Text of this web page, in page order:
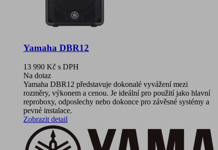
Yamaha DBR12
13 990 Kč s DPH
Na dotaz
Yamaha DBR12 představuje dokonalé vyvážení mezi
rozměry, výkonem a cenou. Je ideální pro použití jako hlavní
reproboxy, odposlechy nebo dokonce pro závěsné systémy a
pevné instalace.
Zobrazit detail